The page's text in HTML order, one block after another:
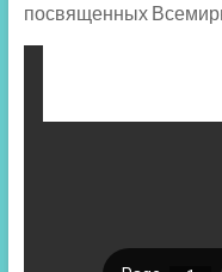
посвященных